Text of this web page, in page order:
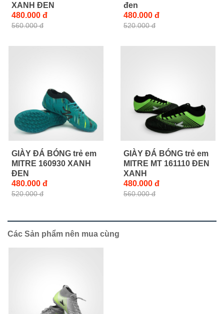
XANH ĐEN
480.000 đ
560.000 đ
đen
480.000 đ
520.000 đ
GIÀY ĐÁ BÓNG trẻ em
MITRE 160930 XANH
ĐEN
480.000 đ
520.000 đ
GIÀY ĐÁ BÓNG trẻ em
MITRE MT 161110 ĐEN
XANH
480.000 đ
560.000 đ
Các Sản phẩm nên mua cùng